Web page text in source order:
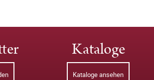
Kataloge
Kataloge ansehen